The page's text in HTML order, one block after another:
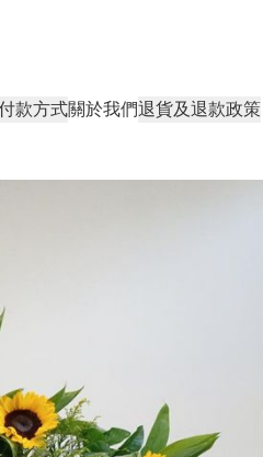
款方式關於我們退貨及退款政策